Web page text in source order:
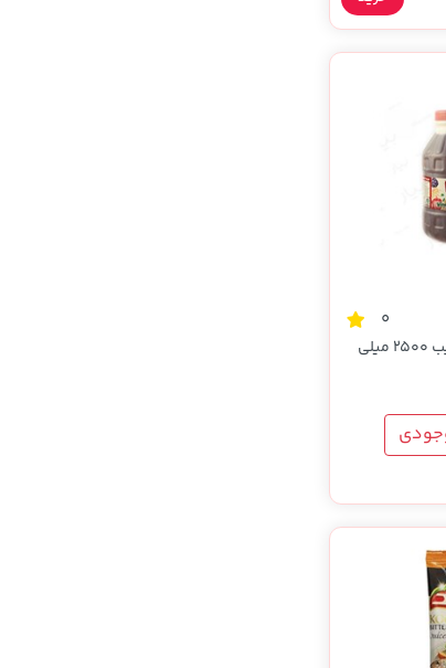
0
سرکه کارامل دار ادیب 2500 میلی